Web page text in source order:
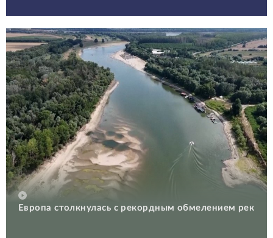
Европа столкнулась с рекордным обмелением рек